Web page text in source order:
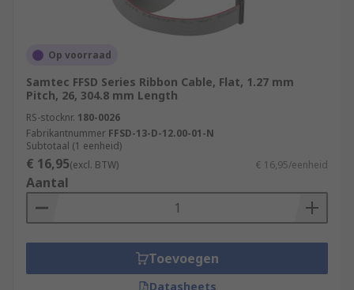
Op voorraad
Samtec FFSD Series Ribbon Cable, Flat, 1.27 mm
Pitch, 26, 304.8 mm Length
RS-stocknr. 180-0026
Fabrikantnummer FFSD-13-D-12.00-01-N
Subtotaal (1 eenheid)
€ 16,95(excl. BTW) € 16,95/eenheid
Aantal
Toevoegen
Datasheets